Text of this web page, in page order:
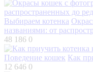
Выбираем котенка
названиями: от
48 186 0
Поведение кошек Как
12 646 0